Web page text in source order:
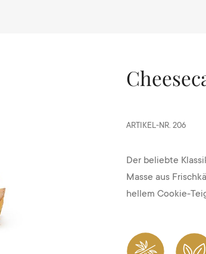
ARTIKEL-NR. 206
Der beliebte
Masse aus
hellem Cookie-